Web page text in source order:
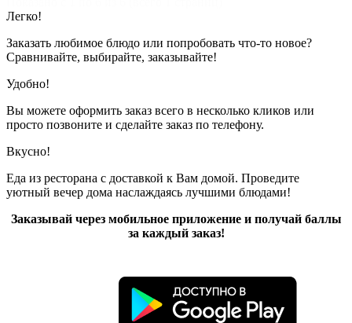
Легко!
Заказать любимое блюдо или попробовать что-то новое?
Сравнивайте, выбирайте, заказывайте!
Удобно!
Вы можете оформить заказ всего в несколько кликов или
просто позвоните и сделайте заказ по телефону.
Вкусно!
Еда из ресторана с доставкой к Вам домой. Проведите
уютный вечер дома наслаждаясь лучшими блюдами!
Заказывай через мобильное приложение и получай баллы
за каждый заказ!